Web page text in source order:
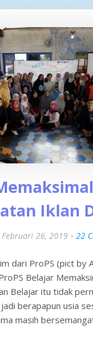
Iklan
Februari 26, 2019 22
dari ProPS (pict by
Belajar
Belajar itu tidak
berapapun usia
masih